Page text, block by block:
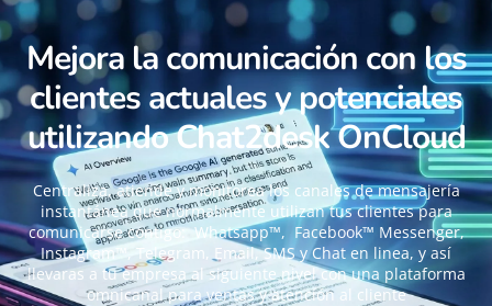
Mejora la comunicación con los
clientes actuales y potenciales
utilizando Chat2desk OnCloud
Centraliza, atiende y monitorea los canales de mensajería
instantánea que normalmente utilizan tus clientes para
comunicarse contigo: Whatsapp™, Facebook™ Messenger,
Instagram™, Telegram, Email, SMS y Chat en linea, y así
llevaras a tu empresa al siguiente nivel con una plataforma
omnicanal para ventas y atención al cliente